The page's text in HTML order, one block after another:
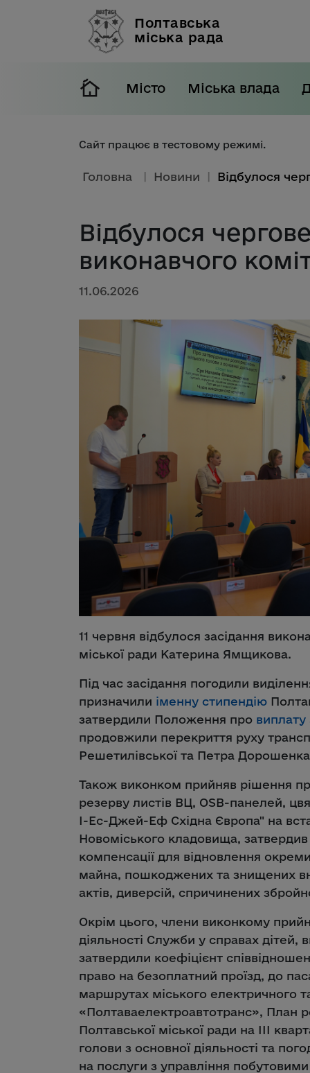
Полтавська
міська рада
Місто Міська влада
Сайт працює в тестовому режимі.
Головна Новини
Відбулося
виконавчого
11.06.2026
11 червня відбулося засідання
міської ради Катерина Ямщикова.
Під час засідання погодили
призначили іменну стипендію
затвердили Положення про виплату
продовжили перекриття руху
Решетилівської та Петра
Також виконком прийняв рішення
резерву листів ВЦ, OSB-панелей,
І-Ес-Джей-Еф Східна Європа" на
Новоміського кладовища,
компенсації для відновлення
майна, пошкоджених та знищених
актів, диверсій, спричинених
Окрім цього, члени виконкому
діяльності Служби у справах
затвердили коефіцієнт
право на безоплатний проїзд, до
маршрутах міського електричного
«Полтаваелектроавтотранс», План
Полтавської міської ради на ІІІ
голови з основної діяльності та
на послуги з управління